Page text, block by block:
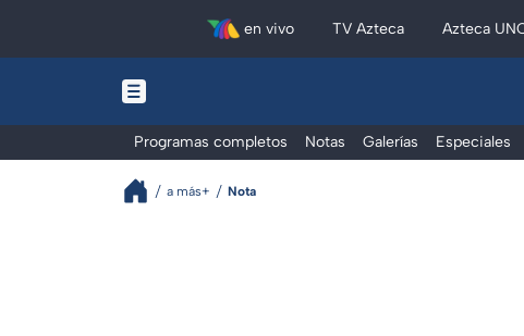
en vivo TV Azteca Azteca
Programas completos Notas Galerías Especiales
a más+ Nota